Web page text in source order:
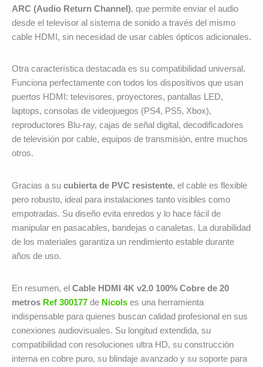
ARC (Audio Return Channel), que permite enviar el audio
desde el televisor al sistema de sonido a través del mismo
cable HDMI, sin necesidad de usar cables ópticos adicionales.
Otra característica destacada es su compatibilidad universal.
Funciona perfectamente con todos los dispositivos que usan
puertos HDMI: televisores, proyectores, pantallas LED,
laptops, consolas de videojuegos (PS4, PS5, Xbox),
reproductores Blu-ray, cajas de señal digital, decodificadores
de televisión por cable, equipos de transmisión, entre muchos
otros.
Gracias a su cubierta de PVC resistente, el cable es flexible
pero robusto, ideal para instalaciones tanto visibles como
empotradas. Su diseño evita enredos y lo hace fácil de
manipular en pasacables, bandejas o canaletas. La durabilidad
de los materiales garantiza un rendimiento estable durante
años de uso.
En resumen, el Cable HDMI 4K v2.0 100% Cobre de 20
metros Ref 300177 de Nicols es una herramienta
indispensable para quienes buscan calidad profesional en sus
conexiones audiovisuales. Su longitud extendida, su
compatibilidad con resoluciones ultra HD, su construcción
interna en cobre puro, su blindaje avanzado y su soporte para